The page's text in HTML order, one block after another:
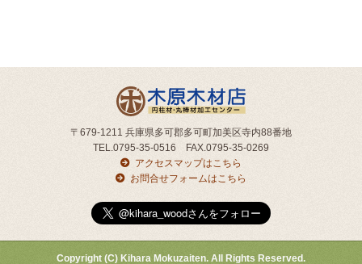
〒679-1211 兵庫県多可郡多可町加美区寺内88番地
TEL.0795-35-0516 FAX.0795-35-0269
アクセスマップはこちら
お問合せフォームはこちら
Copyright (C) Kihara Mokuzaiten. All Rights Reserved.